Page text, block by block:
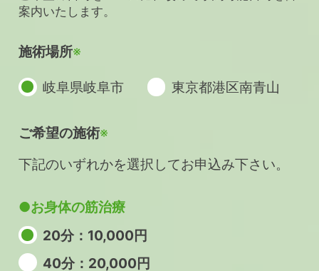
案内いたします。
施術場所※
岐阜県岐阜市 東京都港区南青山
ご希望の施術※
下記のいずれかを選択してお申込み下さい。
●お身体の筋治療
20分：10,000円
40分：20,000円